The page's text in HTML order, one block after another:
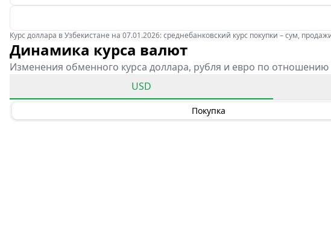
Курс доллара в Узбекистане на 07.01.2026: среднебанковский курс покупки – сум,
Динамика курса валют
Изменения обменного курса доллара, рубля и евро по отношению
USD
Покупка